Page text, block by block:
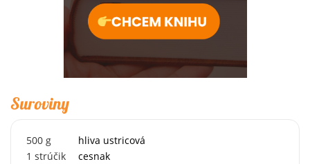
Suroviny
500 g
hliva ustricová
1 strúčik
cesnak